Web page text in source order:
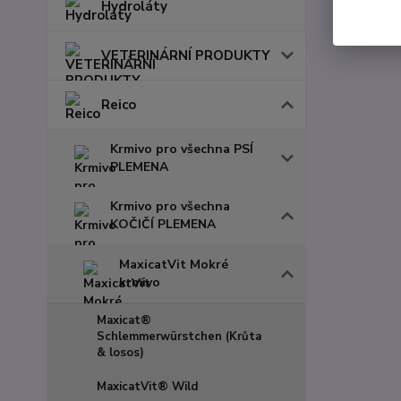
Hydroláty
VETERINÁRNÍ PRODUKTY
Reico
Krmivo pro všechna PSÍ
PLEMENA
Krmivo pro všechna
KOČIČÍ PLEMENA
MaxicatVit Mokré
krmivo
Maxicat®
Schlemmerwürstchen (Krůta
& losos)
MaxicatVit® Wild